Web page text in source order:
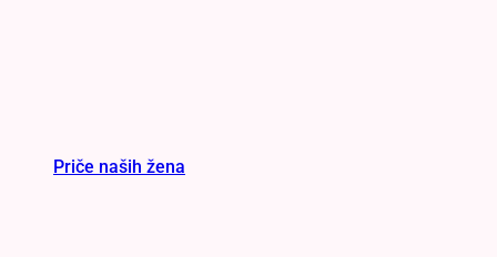
Priče naših žena